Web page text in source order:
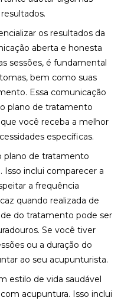
os resultados da
aberta e honesta
sessões, é fundamental
bem como suas
Essa comunicação
plano de tratamento
você receba a melhor
específicas.
plano de tratamento
inclui comparecer a
a frequência
quando realizada de
do tratamento pode ser
Se você tiver
ou a duração do
ao seu acupunturista.
estilo de vida saudável
acupuntura. Isso inclui
E TRATAMENTOS
E TÉCNICAS
VISUAL
O CONFORTO
SUA VISÃO HOJE!
O CONFORTO